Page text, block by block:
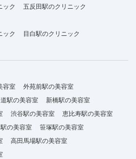
ック
五反田駅のクリニック
ック
目白駅のクリニック
容室
外苑前駅の美容室
駅の美容室
新橋駅の美容室
渋谷駅の美容室
恵比寿駅の美容室
の美容室
笹塚駅の美容室
高田馬場駅の美容室